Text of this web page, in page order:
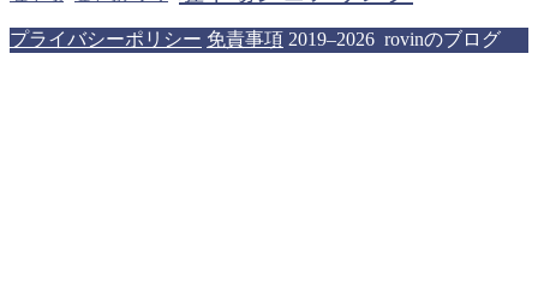
プライバシーポリシー 免責事項 2019–2026 rovinのブログ